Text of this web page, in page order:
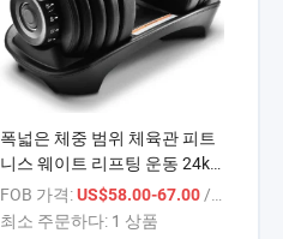
폭넓은 체중 범위 체육관 피트
니스 웨이트 리프팅 운동 24kg
조절 가능한 덤벨 판매
FOB 가격: US$58.00-67.00/ 상품
최소 주문하다: 1 상품